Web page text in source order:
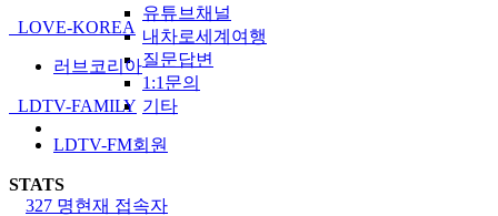
유튜브채널
내차로세계여행
질문답변
1:1문의
기타
LOVE-KOREA
러브코리아
LDTV-FAMILY
LDTV-FM회원
STATS
327 명현재 접속자